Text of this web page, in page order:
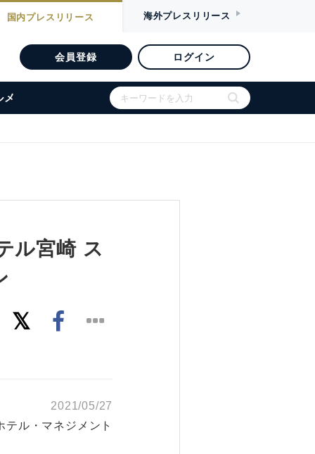
国内プレスリリース 海外プレスリリース
会員登録 ログイン
メ
ル宮崎 ス
2021/05/27
テル・マネジメント